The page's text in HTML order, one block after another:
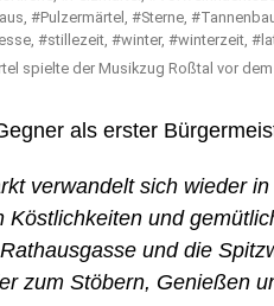
spielte der Musikzug Roßtal vor
als erster
verwandelt sich wieder
Köstlichkeiten und
und die
zum Stöbern, Genießen